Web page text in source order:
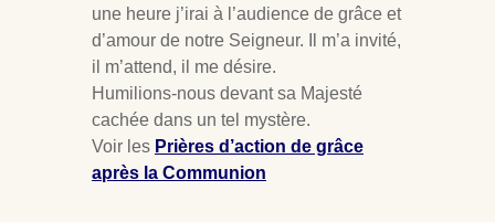
une heure j’irai à l’audience de grâce et
d’amour de notre Seigneur. Il m’a invité,
il m’attend, il me désire.
Humilions-nous devant sa Majesté
cachée dans un tel mystère.
Voir les Prières d’action de grâce
après la Communion